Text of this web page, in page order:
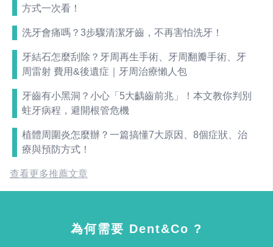
方式一次看！
洗牙會痛嗎？3步驟清潔牙齒，不再害怕洗牙！
牙結石怎麼刮除？牙周再生手術、牙周翻瓣手術、牙
周雷射 費用&後遺症｜牙周治療懶人包
牙齒有小黑洞？小心「5大齲齒前兆」！本文教你判別
蛀牙病程，避開根管危機
植體周圍炎怎麼辦？一篇搞懂7大原因、8個症狀、治
療與預防方式！
查看更多推薦文章
為何需要 Dent&Co ?